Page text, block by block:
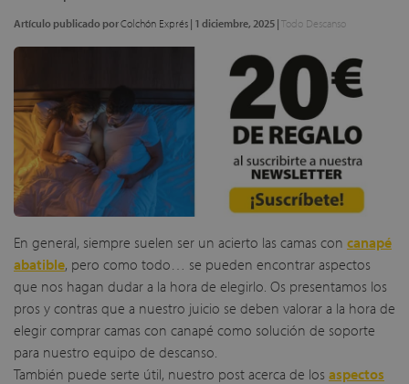
Artículo publicado porColchón Exprés | 1 diciembre, 2025 | Todo Descanso
En general, siempre suelen ser un acierto las camas con canapé
abatible, pero como todo… se pueden encontrar aspectos
que nos hagan dudar a la hora de elegirlo. Os presentamos los
pros y contras que a nuestro juicio se deben valorar a la hora de
elegir comprar camas con canapé como solución de soporte
para nuestro equipo de descanso.
También puede serte útil, nuestro post acerca de los aspectos